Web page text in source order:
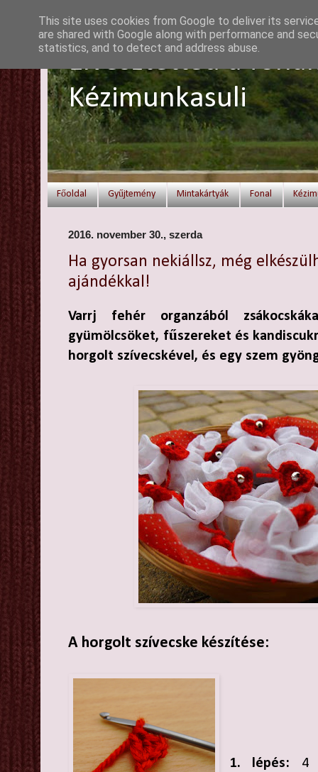
Elvesztetted a
Kézimunkasuli
Főoldal Gyűjtemény Mintakártyák Fonal
2016. november 30., szerda
Ha gyorsan nekiállsz, még
ajándékkal!
Varrj fehér organzából
gyümölcsöket, fűszereket és
horgolt szívecskével, és egy szem
A horgolt szívecske készítése:
1. lépés: 4
This site uses cookies from Google to deliver its
are shared with Google along with performance and
statistics, and to detect and address abuse.